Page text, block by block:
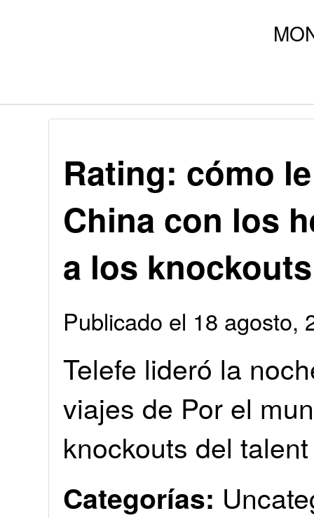
Rating: cómo
China con los
a los
Publicado el 18 agosto,
Telefe lideró la
viajes de Por el
knockouts del
Categorías: